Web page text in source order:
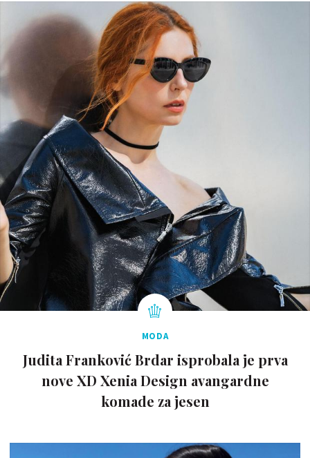
MODA
Judita Franković Brdar isprobala je prva
nove XD Xenia Design avangardne
komade za jesen